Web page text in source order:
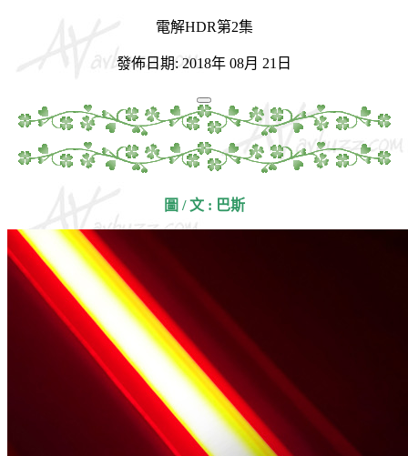
電解HDR第2集
發佈日期: 2018年 08月 21日
圖 / 文 : 巴斯